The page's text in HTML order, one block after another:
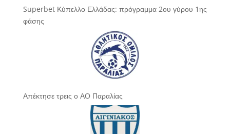
Superbet Κύπελλο Ελλάδας: πρόγραμμα 2ου γύρου 1ης
φάσης
Απέκτησε τρεις ο ΑΟ Παραλίας